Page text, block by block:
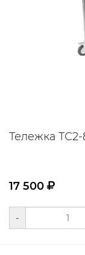
Тележка
17 500
-